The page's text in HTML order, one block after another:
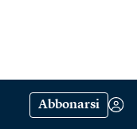
Abbonarsi